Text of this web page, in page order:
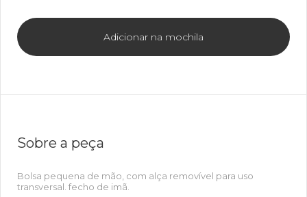
Adicionar na mochila
Sobre a peça
Bolsa pequena de mão, com alça removível para uso
transversal. fecho de imã.